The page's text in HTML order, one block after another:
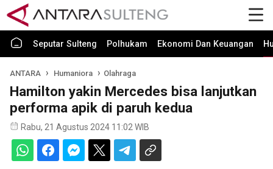
Seputar Sulteng Polhukam Ekonomi Dan Keuangan
ANTARA Humaniora Olahraga
Hamilton yakin Mercedes bisa lanjutkan
performa apik di paruh kedua
Rabu, 21 Agustus 2024 11:02 WIB